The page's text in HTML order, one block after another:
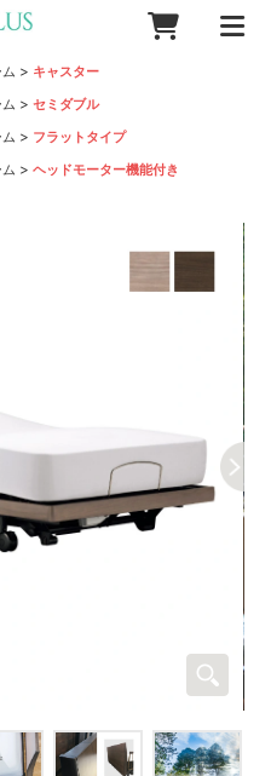
> キャスター
>セミダブル
> フラットタイプ
>ヘッドモーター機能付き